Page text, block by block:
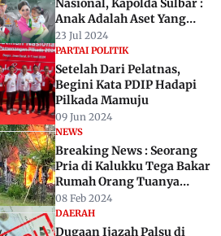
Anak Adalah Aset Yang
Harus Dilindungi
23 Jul 2024
PARTAI POLITIK
Setelah Dari Pelatnas,
Begini Kata PDIP Hadapi
Pilkada Mamuju
09 Jun 2024
NEWS
Breaking News : Seorang
Pria di Kalukku Tega Bakar
Rumah Orang Tuanya
Sendiri
08 Feb 2024
DAERAH
Dugaan Ijazah Palsu di